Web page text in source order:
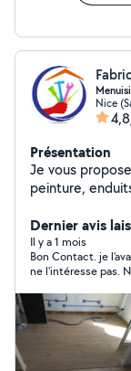
Nice
Présentation
Je vous
peinture,
écoute, afin de
attentes je vous
mise en place
matériels
brancher sur
souvent le
un soin
Dernier avis
Il y a 1 mois
Bon Contact. je